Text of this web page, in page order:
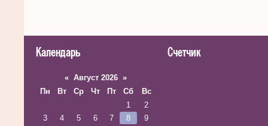
Календарь
« Август 2026 »
Пн
Вт Ср Чт Пт Сб
Вс
1
2
3
4 5 6 7 8
9
Счетчик